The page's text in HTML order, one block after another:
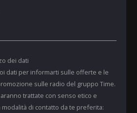
dei dati
dati per informarti sulle offerte e le
sulle radio del gruppo Time.
trattate con senso etico e
di contatto da te preferita: